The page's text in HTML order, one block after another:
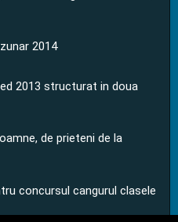
2014
2013 structurat in doua
de prieteni de la
concursul cangurul clasele